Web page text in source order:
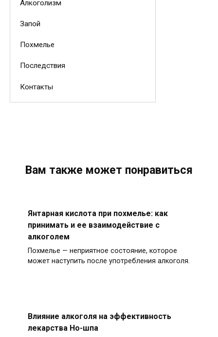
Алкоголизм
Запой
Похмелье
Последствия
Контакты
Вам также может понравиться
Янтарная кислота при похмелье: как
принимать и ее взаимодействие с
алкоголем
Похмелье — неприятное состояние, которое
может наступить после употребления алкоголя.
Влияние алкоголя на эффективность
лекарства Но-шпа